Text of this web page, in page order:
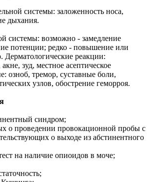
системы: заложенность носа,
дыхания.
системы: возможно - замедление
потенции; редко - повышение или
реакции:
зуд, местное асептическое
озноб, тремор, суставные боли,
узлов, обострение геморроя.
синдром;
о проведении провокационной пробы с
о выходе из абстинентного
на наличие опиоидов в моче;